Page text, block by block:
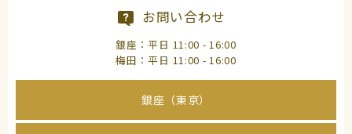
お問い合わせ
銀座：平日 11:00 - 16:00
梅田：平日 11:00 - 16:00
銀座（東京）